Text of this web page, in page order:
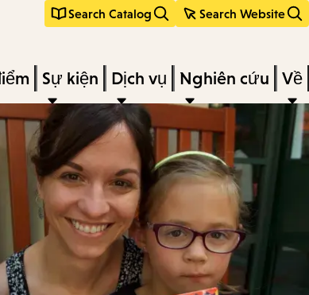
Search Catalog Search Website
Sự kiện Dịch vụ Nghiên cứu Về